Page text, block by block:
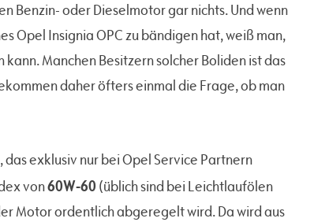
Benzin- oder Dieselmotor gar nichts. Und wenn
Opel Insignia OPC zu bändigen hat, weiß man,
Manchen Besitzern solcher Boliden ist das
daher öfters einmal die Frage, ob man
, das exklusiv nur bei Opel Service Partnern
von60W-60 (üblich sind bei Leichtlaufölen
Motor ordentlich abgeregelt wird. Da wird aus